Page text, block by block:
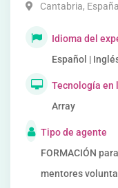
Cantabria, España
Idioma del
Español |
Tecnología en
Array
Tipo de agente
FORMACIÓN
mentores